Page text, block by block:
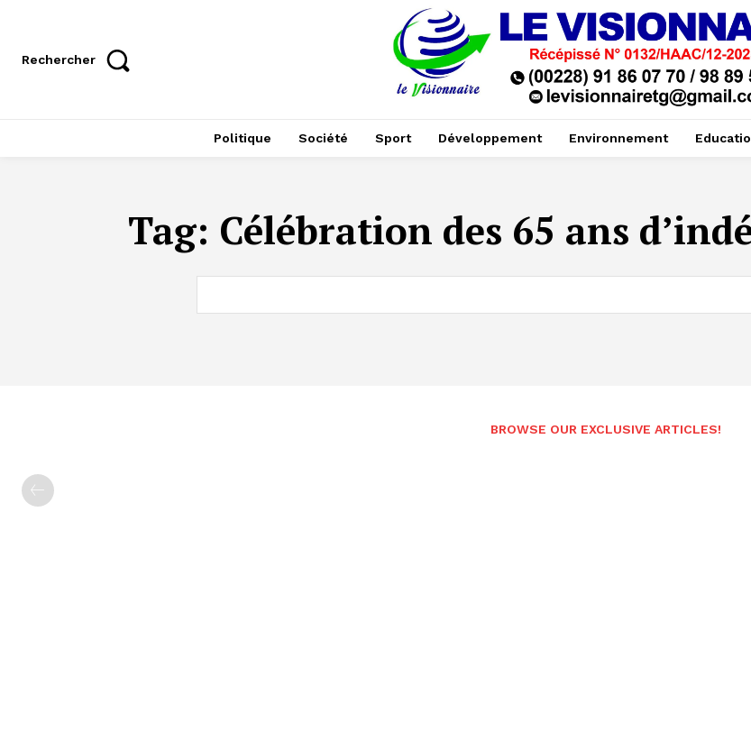
Rechercher
Politique Société Sport Développement Environnement
Tag: Célébration des 65 ans
BROWSE OUR EXCLUSIVE ARTICLES!